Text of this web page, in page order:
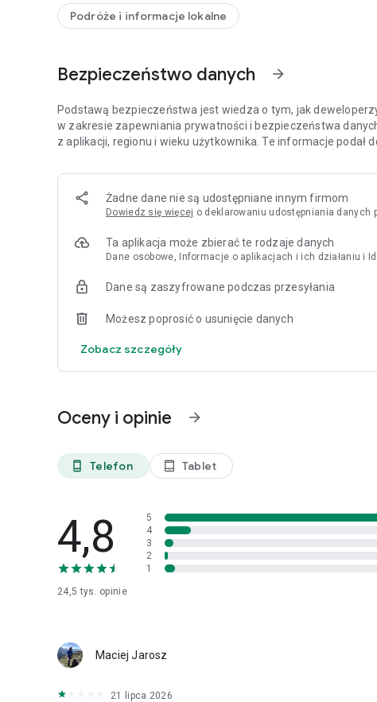
✈ Kontakt z LOT Contact Center – szybko połączysz się z
✈ Usługi dodatkowe – w jednym miejscu zarezerwujesz
dodatkowe usługi. Dzięki temu możesz podróżować
Podróże i informacje lokalne
Bezpieczeństwo danych arrow_forward
Podstawą bezpieczeństwa jest wiedza o tym, jak
w zakresie zapewniania prywatności i bezpieczeństwa
z aplikacji, regionu i wieku użytkownika. Te informacje podał
Żadne dane nie są udostępniane innym firmom
Dowiedz się więcej o deklarowaniu udostępniania danych
Ta aplikacja może zbierać te rodzaje danych
Dane osobowe, Informacje o aplikacjach i ich działaniu i
Dane są zaszyfrowane podczas przesyłania
Możesz poprosić o usunięcie danych
Zobacz szczegóły
Oceny i opinie arrow_forward
phone_android Telefon tablet_android Tablet
4,8
24,5 tys. opinie
5
4
3
2
1
Maciej Jarosz
21 lipca 2026